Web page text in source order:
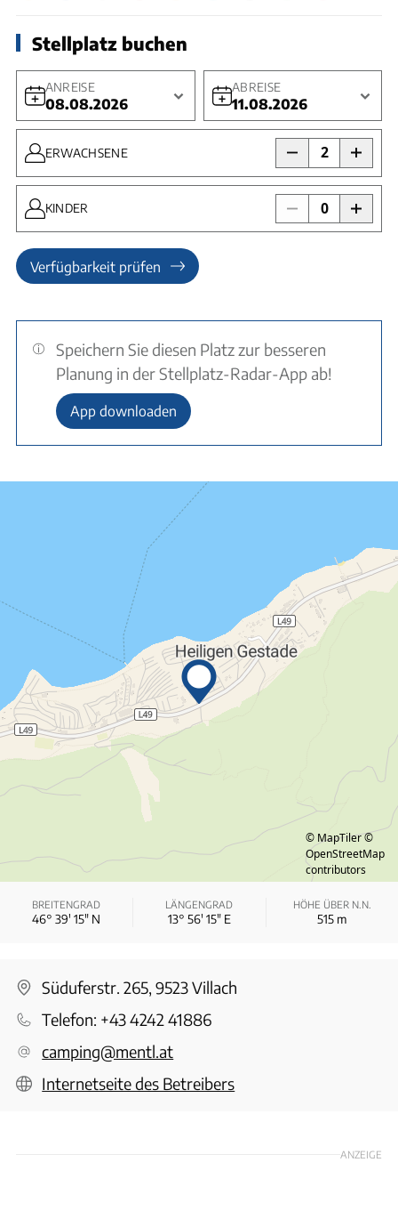
Stellplatz buchen
ANREISE
08.08.2026
ABREISE
11.08.2026
ERWACHSENE 2
KINDER 0
Verfügbarkeit prüfen
Speichern Sie diesen Platz zur besseren
Planung in der Stellplatz-Radar-App ab!
App downloaden
© MapTiler ©
OpenStreetMap
contributors
BREITENGRAD
46° 39′ 15″ N
LÄNGENGRAD
13° 56′ 15″ E
HÖHE ÜBER N.N.
515 m
Süduferstr. 265, 9523 Villach
Telefon: +43 4242 41886
camping@mentl.at
Internetseite des Betreibers
ANZEIGE